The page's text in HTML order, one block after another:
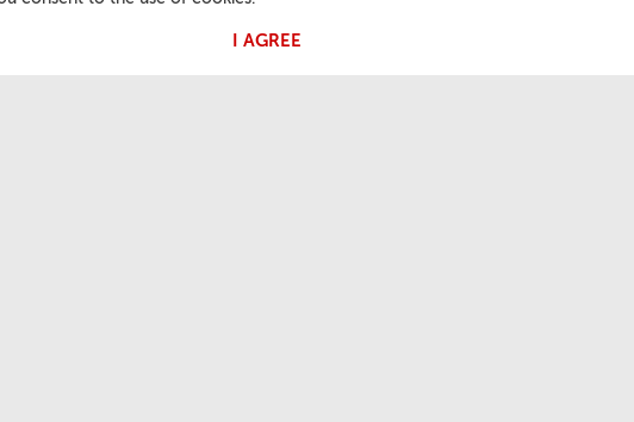
I AGREE